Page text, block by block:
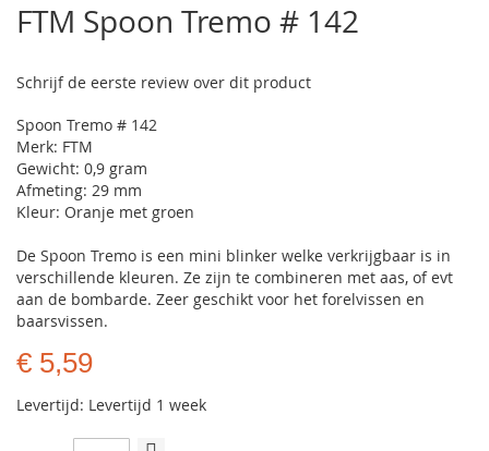
het
begin
de
gallerij
FTM Spoon Tremo # 142
Schrijf de eerste review over dit product
Spoon Tremo # 142
Merk: FTM
Gewicht: 0,9 gram
Afmeting: 29 mm
Kleur: Oranje met groen
De Spoon Tremo is een mini blinker welke verkrijgbaar is in
verschillende kleuren. Ze zijn te combineren met aas, of evt
aan de bombarde. Zeer geschikt voor het forelvissen en
baarsvissen.
€ 5,59
Levertijd: Levertijd 1 week